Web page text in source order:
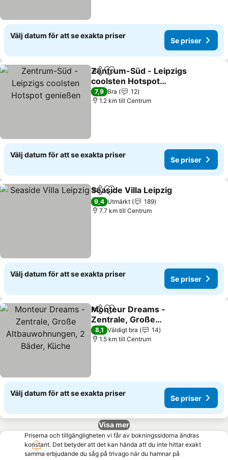
Välj datum för att se exakta priser
Se priser
Dela Lägg till i Mina Favoriter
Zentrum-Süd - Leipzigs
coolsten Hotspot
genießen
7,9 Bra
12
1.2 km till Centrum
Välj datum för att se exakta priser
Se priser
Dela Lägg till i Mina Favoriter
Seaside Villa Leipzig
9,4 Utmärkt
189
7.7 km till Centrum
Välj datum för att se exakta priser
Se priser
Dela Lägg till i Mina Favoriter
Monteur Dreams -
Zentrale, Große
Altbauwohnungen, 2
Bäder, Küche
8,1 Väldigt bra
14
1.5 km till Centrum
Välj datum för att se exakta priser
Se priser
Visa mer
Priserna och tillgängligheten vi får av bokningssidorna ändras
konstant. Det betyder att det kan hända att du inte hittar exakt
samma erbjudande du såg på trivago när du hamnar på